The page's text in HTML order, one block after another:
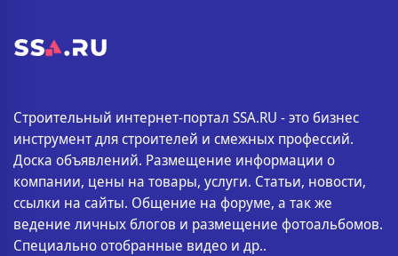
Строительный интернет-портал SSA.RU - это бизнес
инструмент для строителей и смежных профессий.
Доска объявлений. Размещение информации о
компании, цены на товары, услуги. Статьи, новости,
ссылки на сайты. Общение на форуме, а так же
ведение личных блогов и размещение фотоальбомов.
Специально отобранные видео и др..